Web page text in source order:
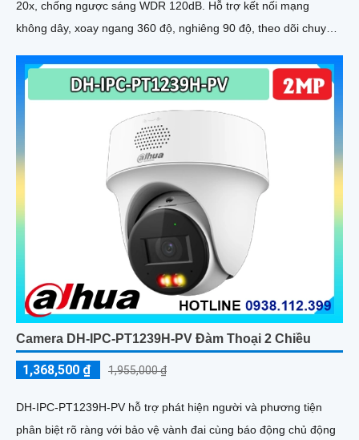
20x, chống ngược sáng WDR 120dB. Hỗ trợ kết nối mạng
không dây, xoay ngang 360 độ, nghiêng 90 độ, theo dõi chuyển
Camera DH-IPC-PT1239H-PV Đàm Thoại 2 Chiều
1,368,500 ₫ 1,955,000 ₫
DH-IPC-PT1239H-PV hỗ trợ phát hiện người và phương tiện
phân biệt rõ ràng với bảo vệ vành đai cùng báo động chủ động